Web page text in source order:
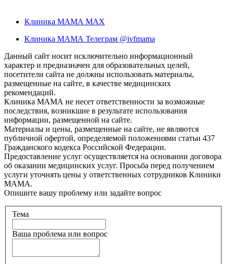
Клиника МАМА MAX
Клиника МАМА Телеграм @ivfmama
Данный сайт носит исключительно информационный
характер и предназначен для образовательных целей,
посетители сайта не должны использовать материалы,
размещенные на сайте, в качестве медицинских
рекомендаций.
Клиника МАМА не несет ответственности за возможные
последствия, возникшие в результате использования
информации, размещенной на сайте.
Материалы и цены, размещенные на сайте, не являются
публичной офертой, определяемой положениями статьи 437
Гражданского кодекса Российской Федерации.
Предоставление услуг осуществляется на основании договора
об оказании медицинских услуг. Просьба перед получением
услуги уточнять цены у ответственных сотрудников Клиники
МАМА.
Опишите вашу проблему или задайте вопрос
Тема
Ваша проблема или вопрос